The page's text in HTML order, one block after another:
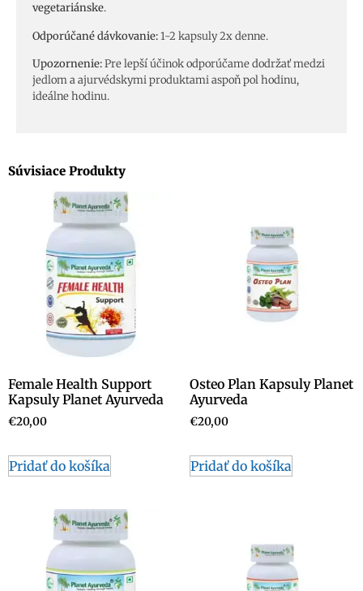
vegetariánske.
Odporúčané dávkovanie:1-2 kapsuly 2x denne.
Upozornenie:Pre lepší účinok odporúčame dodržať medzi
jedlom a ajurvédskymi produktami aspoň pol hodinu,
ideálne hodinu.
Súvisiace Produkty
Female Health Support
Kapsuly Planet Ayurveda
€20,00
Pridať do košíka
Osteo Plan Kapsuly Planet
Ayurveda
€20,00
Pridať do košíka